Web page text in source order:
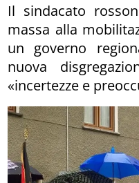
Il sindacato
massa alla
un governo
nuova
«incertezze e